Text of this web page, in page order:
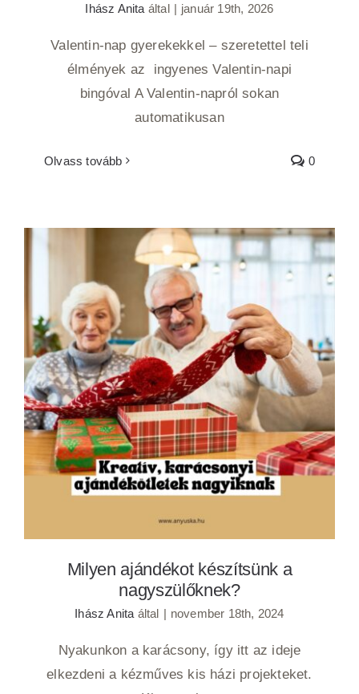
Ihász Anita által | január 19th, 2026
Valentin-nap gyerekekkel – szeretettel teli
élmények az ingyenes Valentin-napi
bingóval A Valentin-napról sokan
automatikusan
Olvass tovább 0
Milyen ajándékot készítsünk a
nagyszülőknek?
Milyen ajándékot készítsünk a
nagyszülőknek?
Ihász Anita által | november 18th, 2024
Nyakunkon a karácsony, így itt az ideje
elkezdeni a kézműves kis házi projekteket.